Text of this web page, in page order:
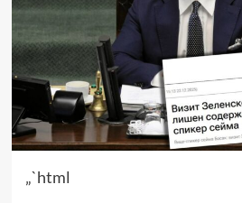
„`html